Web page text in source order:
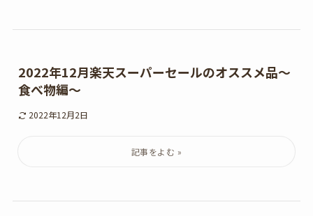
2022年12月楽天スーパーセールのオススメ品～
食べ物編～
2022年12月2日